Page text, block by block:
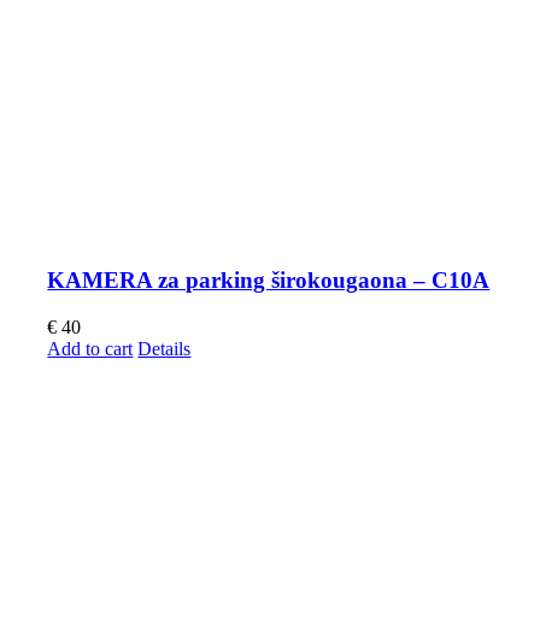
KAMERA za parking širokougaona – C10A
€ 40
Add to cart Details